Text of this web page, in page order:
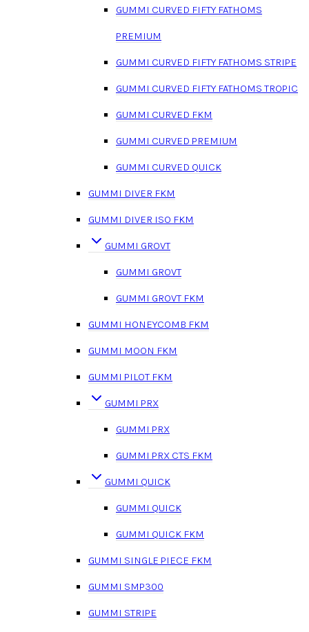
GUMMI CURVED FIFTY FATHOMS
PREMIUM
GUMMI CURVED FIFTY FATHOMS STRIPE
GUMMI CURVED FIFTY FATHOMS TROPIC
GUMMI CURVED FKM
GUMMI CURVED PREMIUM
GUMMI CURVED QUICK
GUMMI DIVER FKM
GUMMI DIVER ISO FKM
GUMMI GROVT
GUMMI GROVT
GUMMI GROVT FKM
GUMMI HONEYCOMB FKM
GUMMI MOON FKM
GUMMI PILOT FKM
GUMMI PRX
GUMMI PRX
GUMMI PRX CTS FKM
GUMMI QUICK
GUMMI QUICK
GUMMI QUICK FKM
GUMMI SINGLE PIECE FKM
GUMMI SMP300
GUMMI STRIPE